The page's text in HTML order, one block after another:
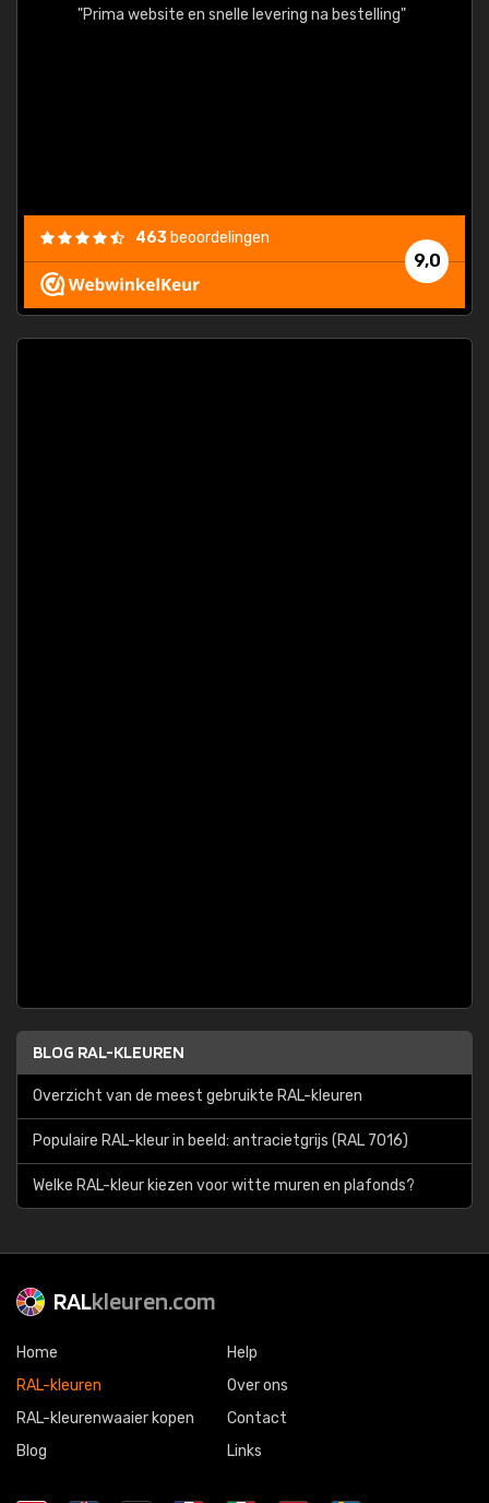
"Prima website en snelle levering na bestelling"
9,0
463 beoordelingen
BLOG RAL-KLEUREN
Overzicht van de meest gebruikte RAL-kleuren
Populaire RAL-kleur in beeld: antracietgrijs (RAL 7016)
Welke RAL-kleur kiezen voor witte muren en plafonds?
RALkleuren.com
Home
RAL-kleuren
RAL-kleurenwaaier kopen
Blog
Help
Over ons
Contact
Links